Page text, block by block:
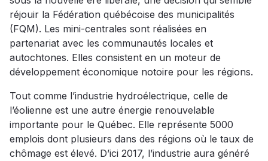
réjouir la Fédération québécoise des municipalités
(FQM). Les mini-centrales sont réalisées en
partenariat avec les communautés locales et
autochtones. Elles consistent en un moteur de
développement économique notoire pour les régions.
Tout comme l’industrie hydroélectrique, celle de
l’éolienne est une autre énergie renouvelable
importante pour le Québec. Elle représente 5000
emplois dont plusieurs dans des régions où le taux de
chômage est élevé. D’ici 2017, l’industrie aura généré